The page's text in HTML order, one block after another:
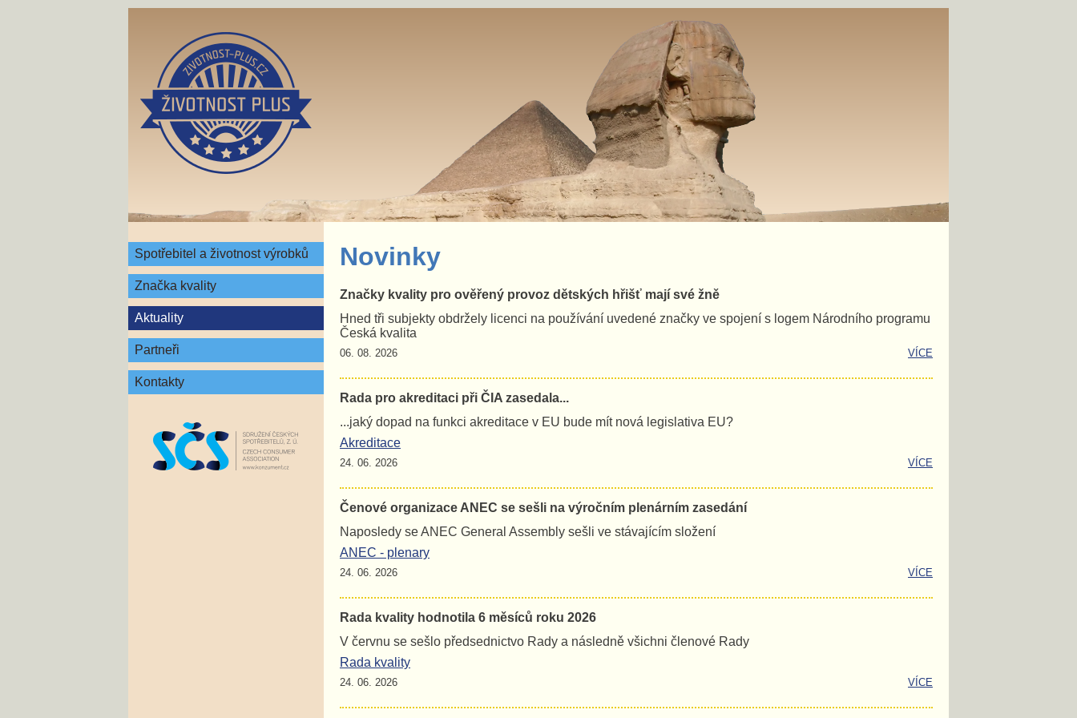
Spotřebitel a životnost výrobků
Značka kvality
Aktuality
Partneři
Kontakty
Novinky
Značky kvality pro ověřený provoz dětských hřišť mají své žně
Hned tři subjekty obdržely licenci na používání uvedené značky ve spojení s logem Národního programu
Česká kvalita
VÍCE
06. 08. 2026
Rada pro akreditaci při ČIA zasedala...
...jaký dopad na funkci akreditace v EU bude mít nová legislativa EU?
Akreditace
VÍCE
24. 06. 2026
Čenové organizace ANEC se sešli na výročním plenárním zasedání
Naposledy se ANEC General Assembly sešli ve stávajícím složení
ANEC - plenary
VÍCE
24. 06. 2026
Rada kvality hodnotila 6 měsíců roku 2026
V červnu se sešlo předsednictvo Rady a následně všichni členové Rady
Rada kvality
VÍCE
24. 06. 2026